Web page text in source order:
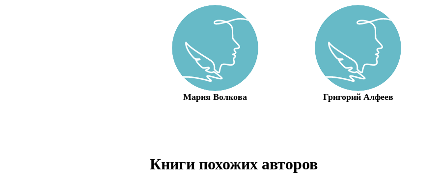
Мария Волкова Григорий Алфеев
Книги похожих авторов